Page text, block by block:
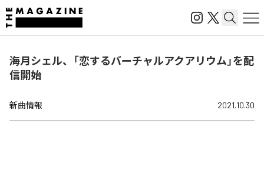
海月シェル、「恋するバーチャルアクアリウム」を配
信開始
新曲情報 2021.10.30